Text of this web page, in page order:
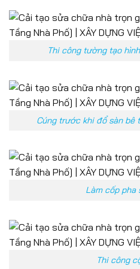
Thi công tường tạo
Cúng trước khi đổ sàn bê
Làm cốp pha
Thi công